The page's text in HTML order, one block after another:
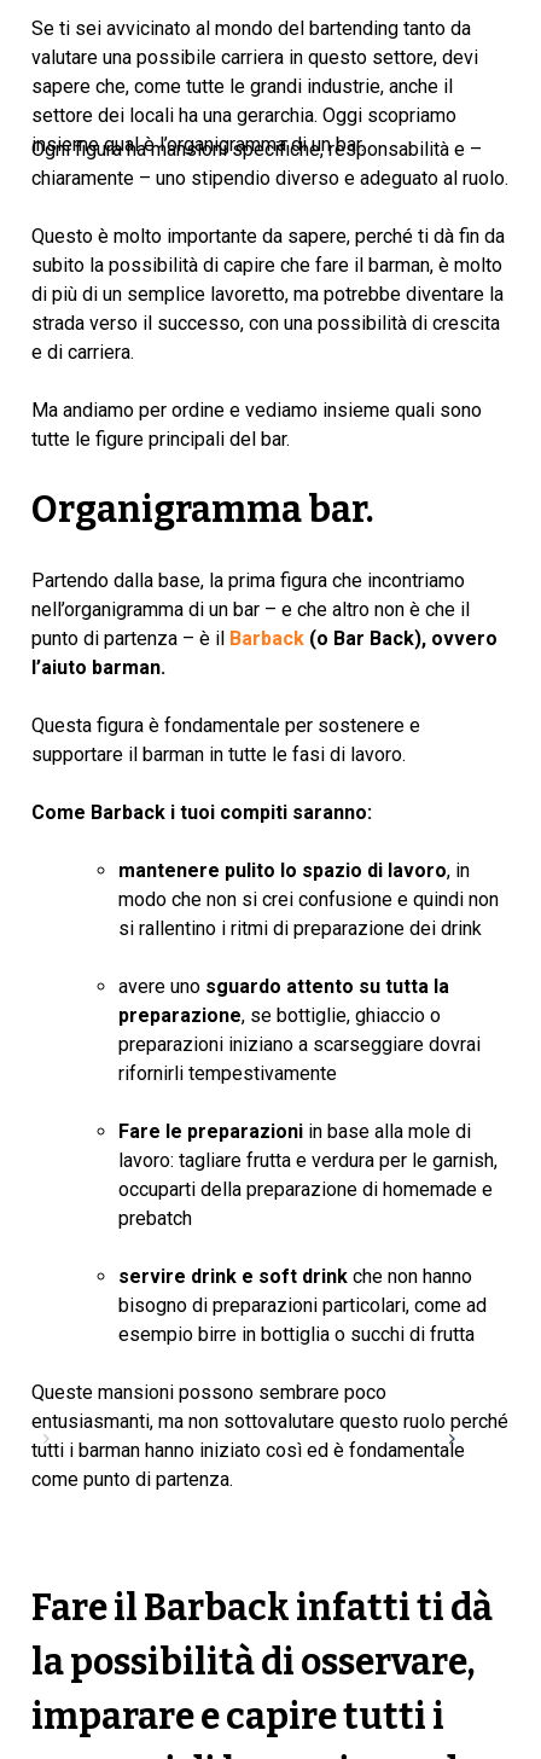
Se ti sei avvicinato al mondo del bartending tanto da
valutare una possibile carriera in questo settore, devi
sapere che, come tutte le grandi industrie, anche il
settore dei locali ha una gerarchia. Oggi scopriamo
insieme qual è l’organigramma di un bar.
Ogni figura ha mansioni specifiche, responsabilità e –
chiaramente – uno stipendio diverso e adeguato al ruolo.
Questo è molto importante da sapere, perché ti dà fin da
subito la possibilità di capire che fare il barman, è molto
di più di un semplice lavoretto, ma potrebbe diventare la
strada verso il successo, con una possibilità di crescita
e di carriera.
Ma andiamo per ordine e vediamo insieme quali sono
tutte le figure principali del bar.
Organigramma bar.
Partendo dalla base, la prima figura che incontriamo
nell’organigramma di un bar – e che altro non è che il
punto di partenza – è il Barback(o Bar Back), ovvero
l’aiuto barman.
Questa figura è fondamentale per sostenere e
supportare il barman in tutte le fasi di lavoro.
Come Barback i tuoi compiti saranno:
mantenere pulito lo spazio di lavoro, in
modo che non si crei confusione e quindi non
si rallentino i ritmi di preparazione dei drink
avere uno sguardo attento su tutta la
preparazione, se bottiglie, ghiaccio o
preparazioni iniziano a scarseggiare dovrai
rifornirli tempestivamente
Fare le preparazioniin base alla mole di
lavoro: tagliare frutta e verdura per le garnish,
occuparti della preparazione di homemade e
prebatch
servire drink e soft drink che non hanno
bisogno di preparazioni particolari, come ad
esempio birre in bottiglia o succhi di frutta
Queste mansioni possono sembrare poco
entusiasmanti, ma non sottovalutare questo ruolo perché
tutti i barman hanno iniziato così ed è fondamentale
come punto di partenza.
Fare il Barback infatti ti dà
la possibilità di osservare,
imparare e capire tutti i